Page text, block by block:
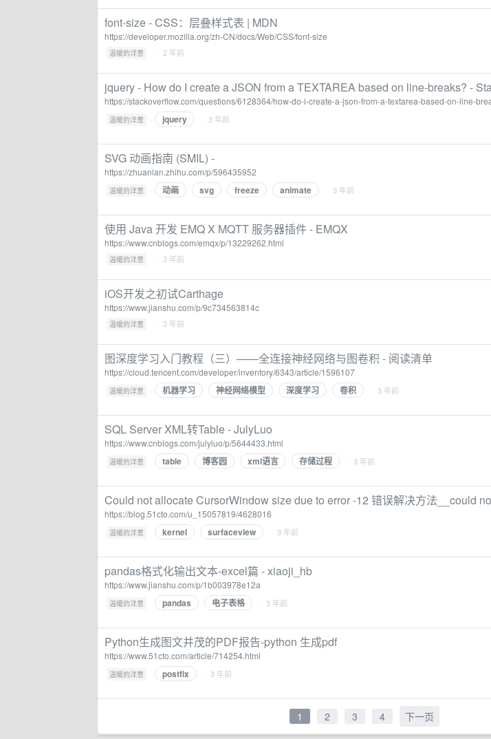
font-size - CSS：层叠样式表 | MDN
https://developer.mozilla.org/zh-CN/docs/Web/CSS/font-size
温暖的洋葱 · · 2 年前
jquery - How do I create a JSON from a TEXTAREA based on line-breaks? -
https://stackoverflow.com/questions/6128364/how-do-i-create-a-json-from-a-textarea-based-on-line-
温暖的洋葱 · jquery · 3 年前
SVG 动画指南 (SMIL) -
https://zhuanlan.zhihu.com/p/596435952
温暖的洋葱 · 动画 svg freeze animate · 3 年前
使用 Java 开发 EMQ X MQTT 服务器插件 - EMQX
https://www.cnblogs.com/emqx/p/13229262.html
温暖的洋葱 · · 3 年前
iOS开发之初试Carthage
https://www.jianshu.com/p/9c734563814c
温暖的洋葱 · · 3 年前
图深度学习入门教程（三）——全连接神经网络与图卷积 - 阅读清单
https://cloud.tencent.com/developer/inventory/6343/article/1596107
温暖的洋葱 · 机器学习 神经网络模型 深度学习 卷积 · 3 年前
SQL Server XML转Table - JulyLuo
https://www.cnblogs.com/julyluo/p/5644433.html
温暖的洋葱 · table 博客园 xml语言 存储过程 · 3 年前
Could not allocate CursorWindow size due to error -12 错误解决方法__could
https://blog.51cto.com/u_15057819/4628016
温暖的洋葱 · kernel surfaceview · 3 年前
pandas格式化输出文本-excel篇 - xiaoji_hb
https://www.jianshu.com/p/1b003978e12a
温暖的洋葱 · pandas 电子表格 · 3 年前
Python生成图文并茂的PDF报告-python 生成pdf
https://www.51cto.com/article/714254.html
温暖的洋葱 · postfix · 3 年前
1 2 3 4 下一页